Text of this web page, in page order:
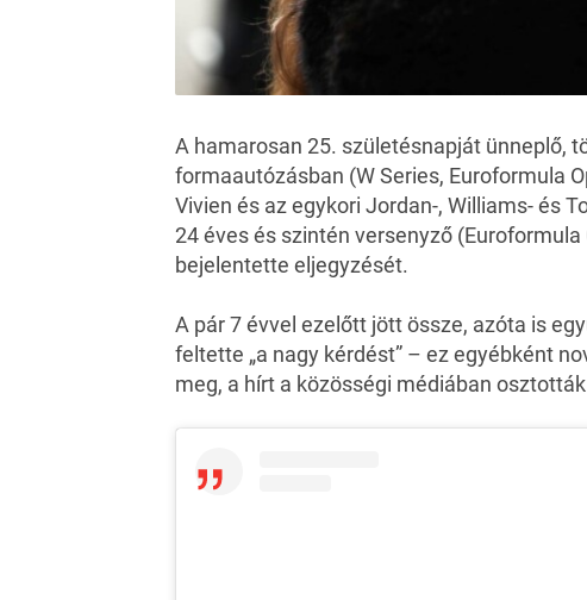
A hamarosan 25. születésnapját ünneplő,
formaautózásban (W Series, Euroformula
Vivien és az egykori Jordan-, Williams- és
24 éves és szintén versenyző (Euroformula
bejelentette eljegyzését.
A pár 7 évvel ezelőtt jött össze, azóta is
feltette „a nagy kérdést” – ez egyébként
meg, a hírt a közösségi médiában